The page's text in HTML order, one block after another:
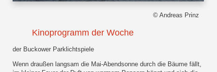
© Andreas Prinz
Kinoprogramm der Woche
der Buckower Parklichtspiele
Wenn draußen langsam die Mai-Abendsonne durch die Bäume fällt,